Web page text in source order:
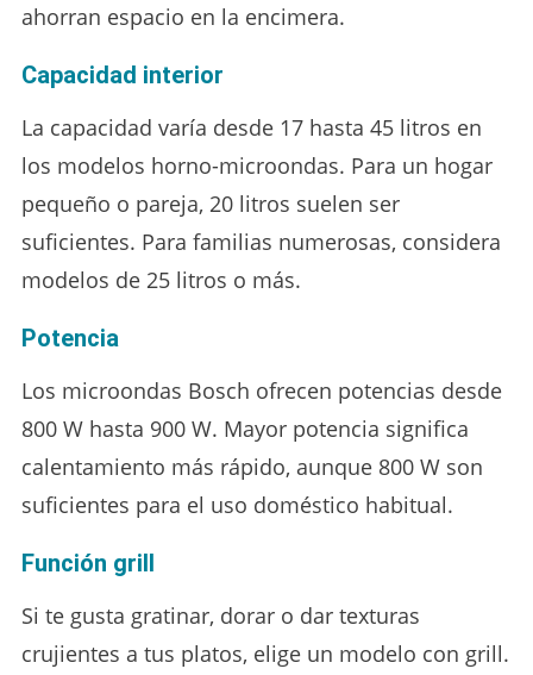
ahorran espacio en la encimera.
Capacidad interior
La capacidad varía desde 17 hasta 45 litros en
los modelos horno-microondas. Para un hogar
pequeño o pareja, 20 litros suelen ser
suficientes. Para familias numerosas, considera
modelos de 25 litros o más.
Potencia
Los microondas Bosch ofrecen potencias desde
800 W hasta 900 W. Mayor potencia significa
calentamiento más rápido, aunque 800 W son
suficientes para el uso doméstico habitual.
Función grill
Si te gusta gratinar, dorar o dar texturas
crujientes a tus platos, elige un modelo con grill.